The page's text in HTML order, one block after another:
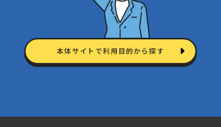
本体サイトで利用目的から探す